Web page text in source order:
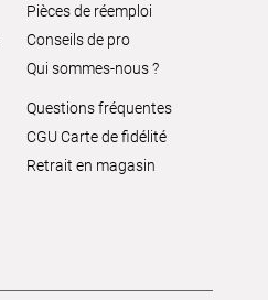
Pièces de réemploi
Conseils de pro
Qui sommes-nous ?
Questions fréquentes
CGU Carte de fidélité
Retrait en magasin